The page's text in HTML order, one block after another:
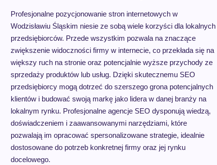
Profesjonalne pozycjonowanie stron internetowych w
Wodzisławiu Śląskim niesie ze sobą wiele korzyści dla lokalnych
przedsiębiorców. Przede wszystkim pozwala na znaczące
zwiększenie widoczności firmy w internecie, co przekłada się na
większy ruch na stronie oraz potencjalnie wyższe przychody ze
sprzedaży produktów lub usług. Dzięki skutecznemu SEO
przedsiębiorcy mogą dotrzeć do szerszego grona potencjalnych
klientów i budować swoją markę jako lidera w danej branży na
lokalnym rynku. Profesjonalne agencje SEO dysponują wiedzą,
doświadczeniem i zaawansowanymi narzędziami, które
pozwalają im opracować spersonalizowane strategie, idealnie
dostosowane do potrzeb konkretnej firmy oraz jej rynku
docelowego.